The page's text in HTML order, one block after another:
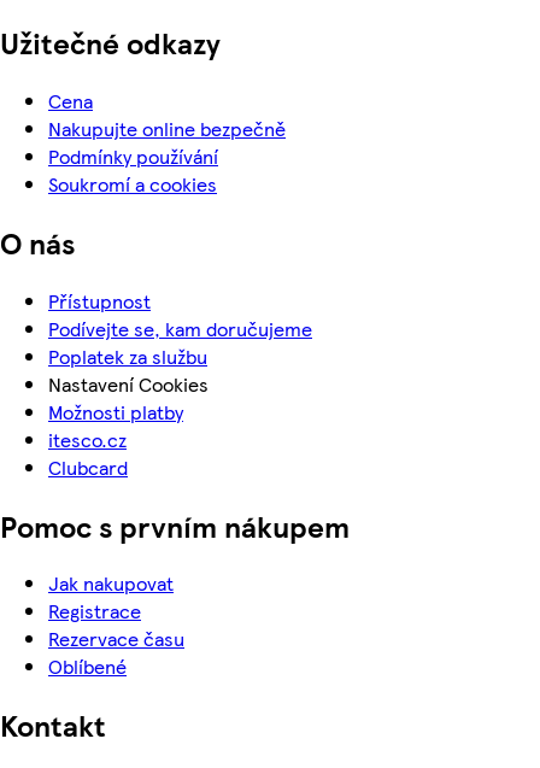
Užitečné odkazy
Cena
Nakupujte online bezpečně
Podmínky používání
Soukromí a cookies
O nás
Přístupnost
Podívejte se, kam doručujeme
Poplatek za službu
Nastavení Cookies
Možnosti platby
itesco.cz
Clubcard
Pomoc s prvním nákupem
Jak nakupovat
Registrace
Rezervace času
Oblíbené
Kontakt